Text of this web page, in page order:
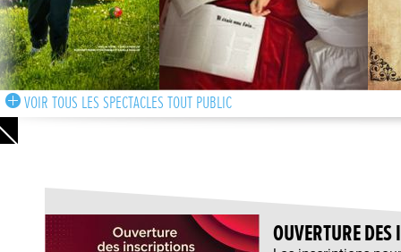
VOIR TOUS LES SPECTACLES TOUT PUBLIC
OUVERTURE DES